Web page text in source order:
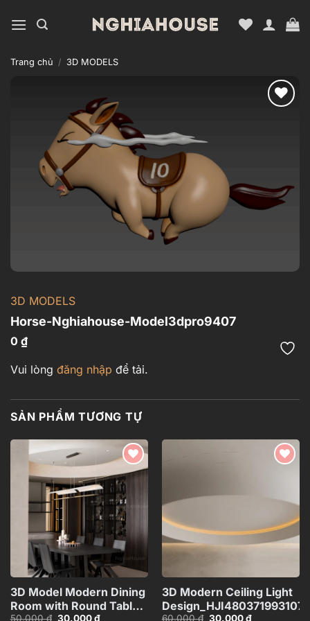
qua
dung
Trang chủ / 3D MODELS
3D MODELS
Horse-Nghiahouse-Model3dpro9407
0 ₫
Vui lòng đăng nhập để tải.
SẢN PHẨM TƯƠNG TỰ
Add to
wishlist
3D Model Modern Dining
Room with Round Table –
50.000₫ Giá
30.000₫Giá
3D Modern Ceiling Light
Design_HJI4803719931072
60.000₫ Giá
30.000₫Giá